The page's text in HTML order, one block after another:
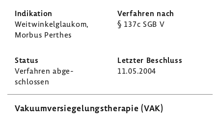
Weit­win­kel­glaukom,
Morbus Perthes
§ 137c SGB V
Verfahren abge­
schlossen
11.05.2004
Vaku­um­ver­sie­ge­lungs­the­rapie (VAK)